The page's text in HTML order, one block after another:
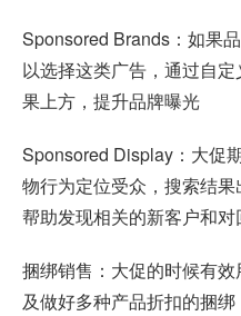
Sponsored Brands：如果
以选择这类广告，通过自
果上方，提升品牌曝光
Sponsored Display：大促
物行为定位受众，搜索结
帮助发现相关的新客户和对
捆绑销售：大促的时候有
及做好多种产品折扣的捆